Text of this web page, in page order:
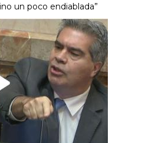
un poco endiablada”